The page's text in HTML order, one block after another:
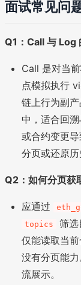
面试常见问
Q1：Call 与 Log
Call 是对当
点模拟执行
链上行为副
中，适合回
或合约变更
分页或还原历
Q2：如何分页获
应通过
topics
筛
仅能读取当
没有分页能
流展示。